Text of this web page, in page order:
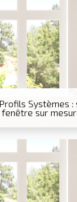
Systèmes :
fenêtre sur